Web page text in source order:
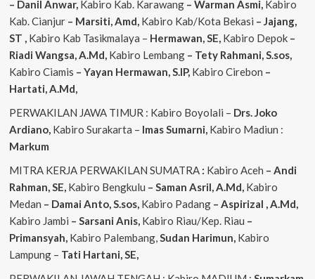
– Danil Anwar, Kabiro Kab. Karawang – Warman Asmi, Kabiro
Kab. Cianjur– Marsiti, Amd, Kabiro Kab/Kota Bekasi – Jajang,
ST , Kabiro Kab Tasikmalaya – Hermawan, SE, Kabiro Depok–
Riadi Wangsa, A.Md, Kabiro Lembang– Tety Rahmani, S.sos,
Kabiro Ciamis – Yayan Hermawan, S.IP, Kabiro Cirebon –
Hartati, A.Md,
PERWAKILAN JAWA TIMUR : Kabiro Boyolali – Drs. Joko
Ardiano, Kabiro Surakarta – ImasSumarni, Kabiro Madiun :
Markum
MITRA KERJA PERWAKILAN SUMATRA : Kabiro Aceh – Andi
Rahman, SE, Kabiro Bengkulu – Saman Asril, A.Md, Kabiro
Medan – Damai Anto, S.sos, Kabiro Padang– Aspirizal , A.Md,
Kabiro Jambi – Sarsani Anis, Kabiro Riau/Kep. Riau –
Primansyah, Kabiro Palembang,Sudan Harimun, Kabiro
Lampung – Tati Hartani, SE,